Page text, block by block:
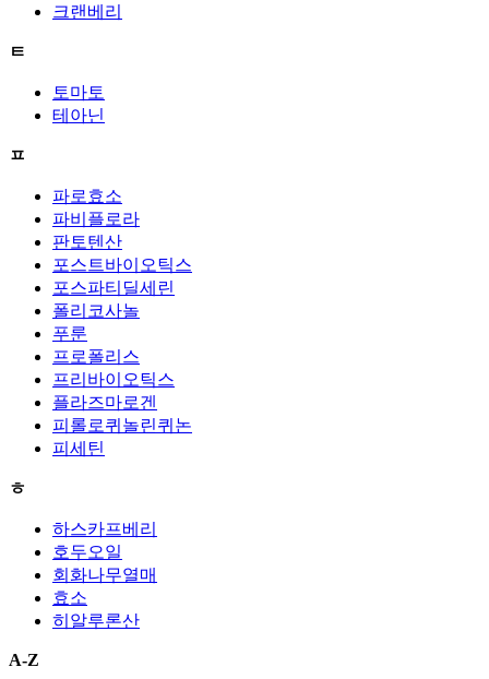
크랜베리
ㅌ
토마토
테아닌
ㅍ
파로효소
파비플로라
판토텐산
포스트바이오틱스
포스파티딜세린
폴리코사놀
푸룬
프로폴리스
프리바이오틱스
플라즈마로겐
피롤로퀴놀린퀴논
피세틴
ㅎ
하스카프베리
호두오일
회화나무열매
효소
히알루론산
A-Z